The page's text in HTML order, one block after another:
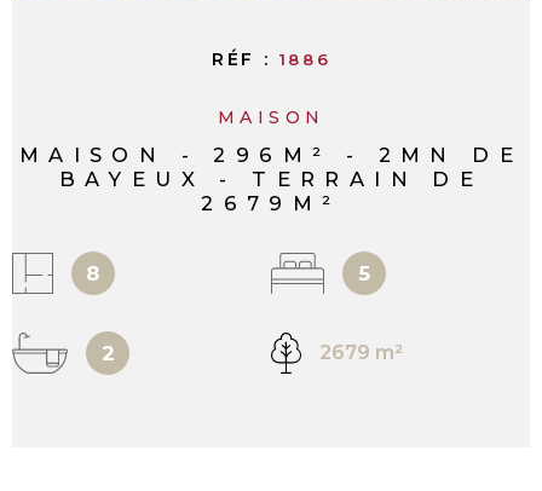
RÉF : 1886
MAISON
MAISON - 296M² - 2MN DE
BAYEUX - TERRAIN DE
2679M²
8 5
2 2679 m²